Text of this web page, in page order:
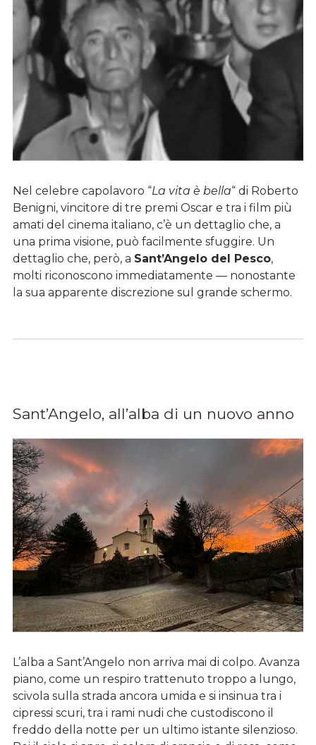
Nel celebre capolavoro “La vita è bella“ di Roberto
Benigni, vincitore di tre premi Oscar e tra i film più
amati del cinema italiano, c’è un dettaglio che, a
una prima visione, può facilmente sfuggire. Un
dettaglio che, però, a Sant’Angelo del Pesco,
molti riconoscono immediatamente — nonostante
la sua apparente discrezione sul grande schermo.
Sant’Angelo, all’alba di un nuovo anno
L’alba a Sant’Angelo non arriva mai di colpo. Avanza
piano, come un respiro trattenuto troppo a lungo,
scivola sulla strada ancora umida e si insinua tra i
cipressi scuri, tra i rami nudi che custodiscono il
freddo della notte per un ultimo istante silenzioso.